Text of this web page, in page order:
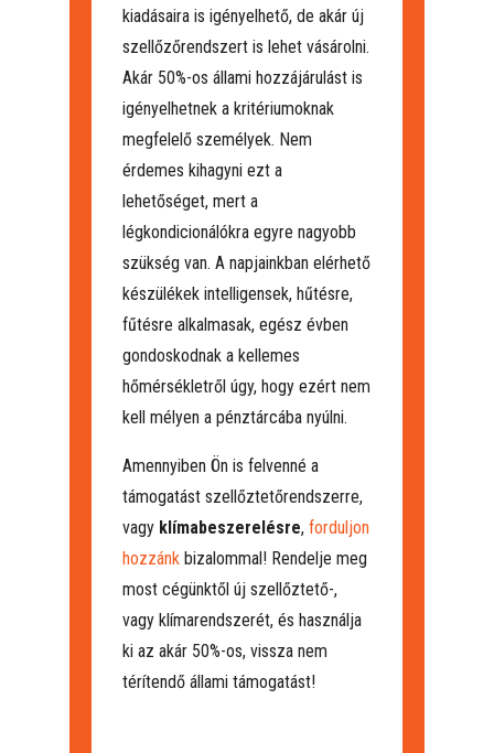
kiadásaira is igényelhető, de akár új
szellőzőrendszert is lehet vásárolni.
Akár 50%-os állami hozzájárulást is
igényelhetnek a kritériumoknak
megfelelő személyek. Nem
érdemes kihagyni ezt a
lehetőséget, mert a
légkondicionálókra egyre nagyobb
szükség van. A napjainkban elérhető
készülékek intelligensek, hűtésre,
fűtésre alkalmasak, egész évben
gondoskodnak a kellemes
hőmérsékletről úgy, hogy ezért nem
kell mélyen a pénztárcába nyúlni.
Amennyiben Ön is felvenné a
támogatást szellőztetőrendszerre,
vagy klímabeszerelésre, forduljon
hozzánk bizalommal! Rendelje meg
most cégünktől új szellőztető-,
vagy klímarendszerét, és használja
ki az akár 50%-os, vissza nem
térítendő állami támogatást!